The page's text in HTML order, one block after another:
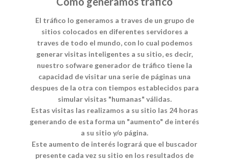
El tráfico lo generamos a traves de un grupo de
sitios colocados en diferentes servidores a
traves de todo el mundo, con lo cual podemos
generar visitas inteligentes a su sitio, es decir,
nuestro sofware generador de tráfico tiene la
capacidad de visitar una serie de páginas una
despues de la otra con tiempos establecidos para
simular visitas "humanas" válidas.
Estas visitas las realizamos a su sitio las 24 horas
generando de esta forma un "aumento" de interés
a su sitio y/o página.
Este aumento de interés logrará que el buscador
presente cada vez su sitio en los resultados de